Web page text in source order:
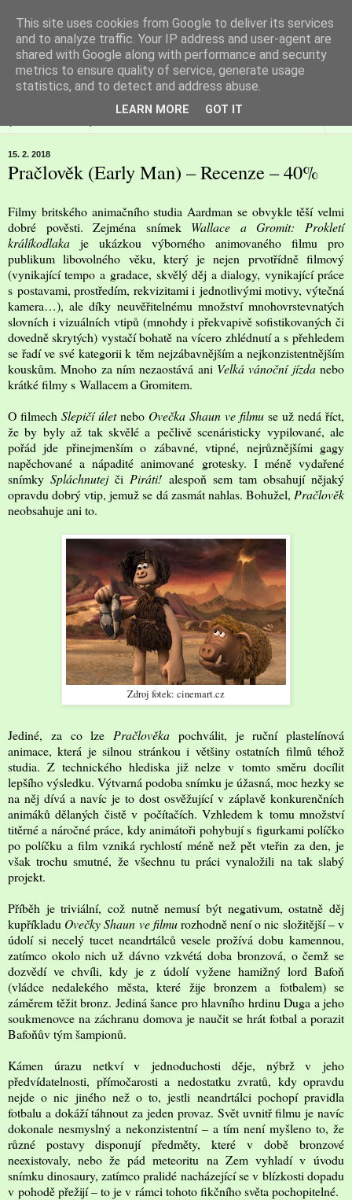
Filmspot
Recenze Honzy Vargy na filmové novinky v kinech
15. 2. 2018
Pračlověk (Early Man) – Recenze – 40%
Filmy britského animačního studia Aardman se obvykle těší velmi
dobré pověsti. Zejména snímek Wallace a Gromit: Prokletí
králíkodlaka je ukázkou výborného animovaného filmu pro
publikum libovolného věku, který je nejen prvotřídně filmový
(vynikající tempo a gradace, skvělý děj a dialogy, vynikající práce
s postavami, prostředím, rekvizitami i jednotlivými motivy, výtečná
kamera…), ale díky neuvěřitelnému množství mnohovrstevnatých
slovních i vizuálních vtipů (mnohdy i překvapivě sofistikovaných či
dovedně skrytých) vystačí bohatě na vícero zhlédnutí a s přehledem
se řadí ve své kategorii k těm nejzábavnějším a nejkonzistentnějším
kouskům. Mnoho za ním nezaostává ani Velká vánoční jízdanebo
krátké filmy s Wallacem a Gromitem.
O filmech Slepičí úletnebo Ovečka Shaun ve filmu se už nedá říct,
že by byly až tak skvělé a pečlivě scenáristicky vypilované, ale
pořád jde přinejmenším o zábavné, vtipné, nejrůznějšími gagy
napěchované a nápadité animované grotesky. I méně vydařené
snímkySpláchnutejči Piráti! alespoň sem tam obsahují nějaký
opravdu dobrý vtip, jemuž se dá zasmát nahlas. Bohužel, Pračlověk
neobsahuje ani to.
Zdroj fotek: cinemart.cz
Jediné, za co lze Pračlověka pochválit, je ruční plastelínová
animace, která je silnou stránkou i většiny ostatních filmů téhož
studia. Z technického hlediska již nelze v tomto směru docílit
lepšího výsledku. Výtvarná podoba snímku je úžasná, moc hezky se
na něj dívá a navíc je to dost osvěžující v záplavě konkurenčních
animáků dělaných čistě v počítačích. Vzhledem k tomu množství
titěrné a náročné práce, kdy animátoři pohybují s figurkami políčko
po políčku a film vzniká rychlostí méně než pět vteřin za den, je
však trochu smutné, že všechnu tu práci vynaložili na tak slabý
projekt.
Příběh je triviální, což nutně nemusí být negativum, ostatně děj
kupříkladu Ovečky Shaun ve filmurozhodně není o nic složitější – v
údolí si necelý tucet neandrtálců vesele prožívá dobu kamennou,
zatímco okolo nich už dávno vzkvétá doba bronzová, o čemž se
dozvědí ve chvíli, kdy je z údolí vyžene hamižný lord Bafoň
(vládce nedalekého města, které žije bronzem a fotbalem) se
záměrem těžit bronz. Jediná šance pro hlavního hrdinu Duga a jeho
soukmenovce na záchranu domova je naučit se hrát fotbal a porazit
Bafoňův tým šampionů.
Kámen úrazu netkví v jednoduchosti děje, nýbrž v jeho
předvídatelnosti, přímočarosti a nedostatku zvratů, kdy opravdu
nejde o nic jiného než o to, jestli neandrtálci pochopí pravidla
fotbalu a dokáží táhnout za jeden provaz. Svět uvnitř filmu je navíc
dokonale nesmyslný a nekonzistentní – a tím není myšleno to, že
různé postavy disponují předměty, které v době bronzové
neexistovaly, nebo že pád meteoritu na Zem vyhladí v úvodu
snímku dinosaury, zatímco pralidé nacházející se v blízkosti dopadu
v pohodě přežijí – to je v rámci tohoto fikčního světa pochopitelné.
This site uses cookies from Google to deliver its services
and to analyze traffic. Your IP address and user-agent are
shared with Google along with performance and security
metrics to ensure quality of service, generate usage
statistics, and to detect and address abuse.
LEARN MORE GOT IT